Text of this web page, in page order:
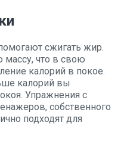
сжигать жир.
что в свою
калорий в покое.
калорий вы
Упражнения с
собственного
подходят для